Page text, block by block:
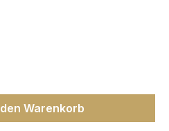
Wert
Warenkorb